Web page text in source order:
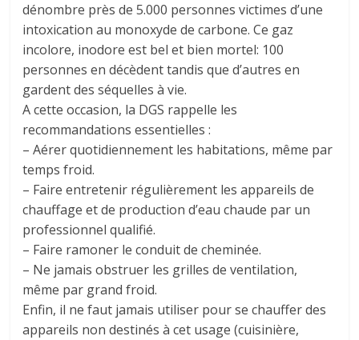
dénombre près de 5.000 personnes victimes d’une
intoxication au monoxyde de carbone. Ce gaz
incolore, inodore est bel et bien mortel: 100
personnes en décèdent tandis que d’autres en
gardent des séquelles à vie.
A cette occasion, la DGS rappelle les
recommandations essentielles :
– Aérer quotidiennement les habitations, même par
temps froid.
– Faire entretenir régulièrement les appareils de
chauffage et de production d’eau chaude par un
professionnel qualifié.
– Faire ramoner le conduit de cheminée.
– Ne jamais obstruer les grilles de ventilation,
même par grand froid.
Enfin, il ne faut jamais utiliser pour se chauffer des
appareils non destinés à cet usage (cuisinière,